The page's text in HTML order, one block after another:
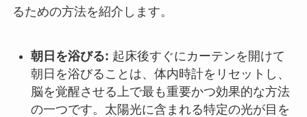
るための方法を紹介します。
朝日を浴びる: 起床後すぐにカーテンを開けて
朝日を浴びることは、体内時計をリセットし、
脳を覚醒させる上で最も重要かつ効果的な方法
の一つです。太陽光に含まれる特定の光が目を